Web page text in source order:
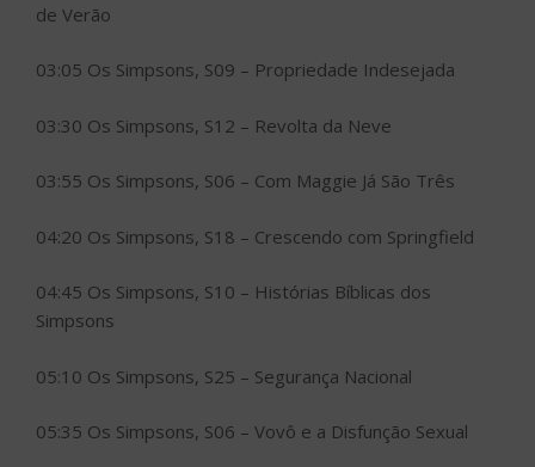
de Verão
03:05 Os Simpsons, S09 – Propriedade Indesejada
03:30 Os Simpsons, S12 – Revolta da Neve
03:55 Os Simpsons, S06 – Com Maggie Já São Três
04:20 Os Simpsons, S18 – Crescendo com Springfield
04:45 Os Simpsons, S10 – Histórias Bíblicas dos
Simpsons
05:10 Os Simpsons, S25 – Segurança Nacional
05:35 Os Simpsons, S06 – Vovô e a Disfunção Sexual